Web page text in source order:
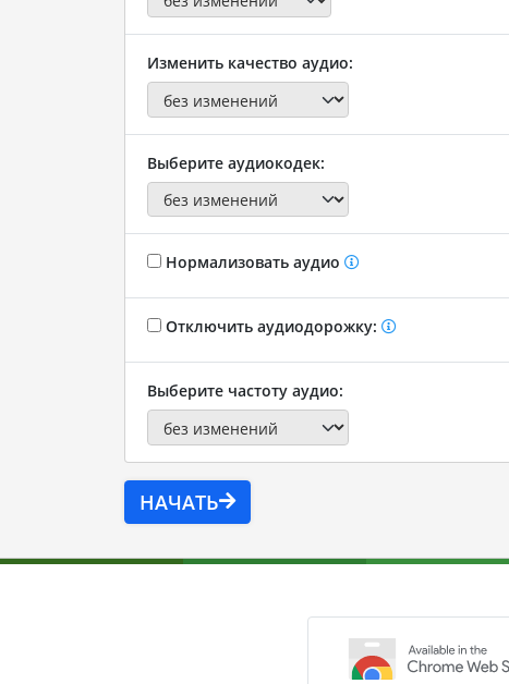
Изменить качество аудио:
Выберите аудиокодек:
Нормализовать аудио
Отключить аудиодорожку:
Выберите частоту аудио:
НАЧАТЬ